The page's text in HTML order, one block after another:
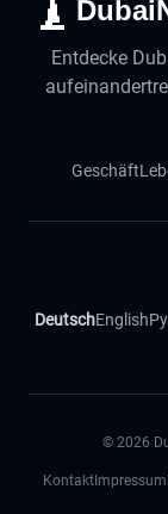
Entdecke
Geschäft
DeutschEnglish
© 2026
Kontakt Impressum